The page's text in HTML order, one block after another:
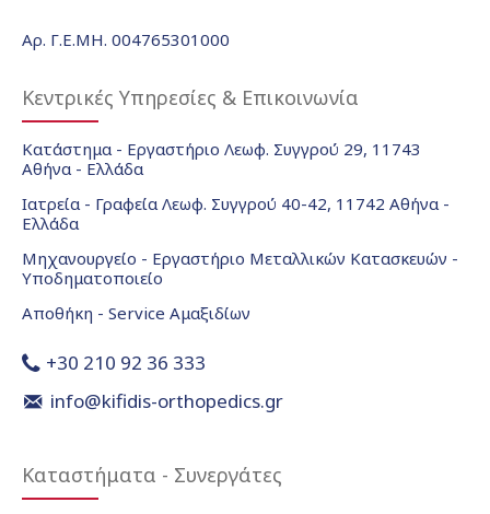
Αρ. Γ.Ε.ΜΗ. 004765301000
Κεντρικές Υπηρεσίες & Επικοινωνία
Κατάστημα - Εργαστήριο Λεωφ. Συγγρού 29, 11743
Αθήνα - Ελλάδα
Ιατρεία - Γραφεία Λεωφ. Συγγρού 40-42, 11742 Αθήνα -
Ελλάδα
Μηχανουργείο - Εργαστήριο Μεταλλικών Κατασκευών -
Υποδηματοποιείο
Αποθήκη - Service Αμαξιδίων
+30 210 92 36 333
info@kifidis-orthopedics.gr
Καταστήματα - Συνεργάτες